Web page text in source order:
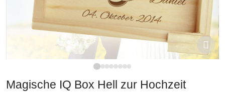
Magische IQ Box Hell zur Hochzeit